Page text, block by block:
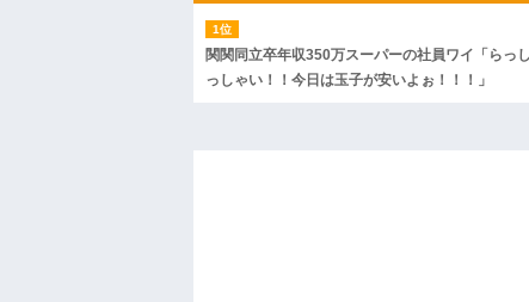
ｗｗｗｗｗｗｗｗｗｗ
【愕然】白のクラウン俺氏、高速道路左
wwwwwwwwwwww
関関同立卒年収350万スーパーの社員ワイ「らっ
っしゃい！！今日は玉子が安いよぉ！！！」